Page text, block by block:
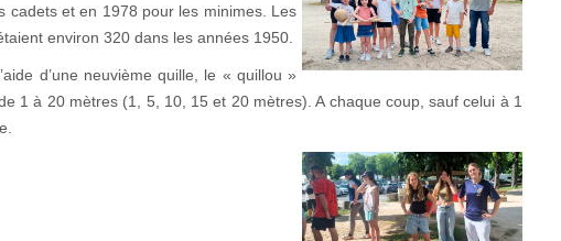
cadets et en 1978 pour les minimes. Les
environ 320 dans les années 1950.
d’une neuvième quille, le « quillou »
1 à 20 mètres (1, 5, 10, 15 et 20 mètres). A chaque coup, sauf celui à 1